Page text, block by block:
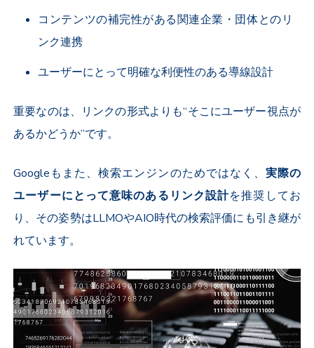
コンテンツの補完性がある関連企業・団体とのリ
ンク連携
ユーザーにとって明確な利便性のある導線設計
重要なのは、リンクの形式よりも“そこにユーザー視点が
あるかどうか”です。
Googleもまた、検索エンジンのためではなく、 実際の
ユーザーにとって意味のあるリンク設計を推奨してお
り、その姿勢はLLMOやAIO時代の検索評価にも引き継が
れています。